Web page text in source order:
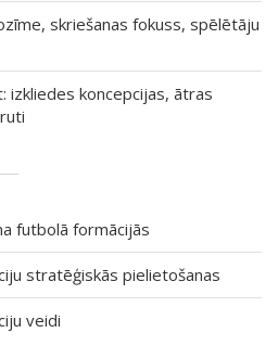
skriešanas fokuss, spēlētāju
izkliedes koncepcijas, ātras
futbolā formācijās
stratēģiskās pielietošanas
veidi